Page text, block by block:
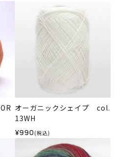
オーガニックシェイプ col.
13WH
¥990 (税込)